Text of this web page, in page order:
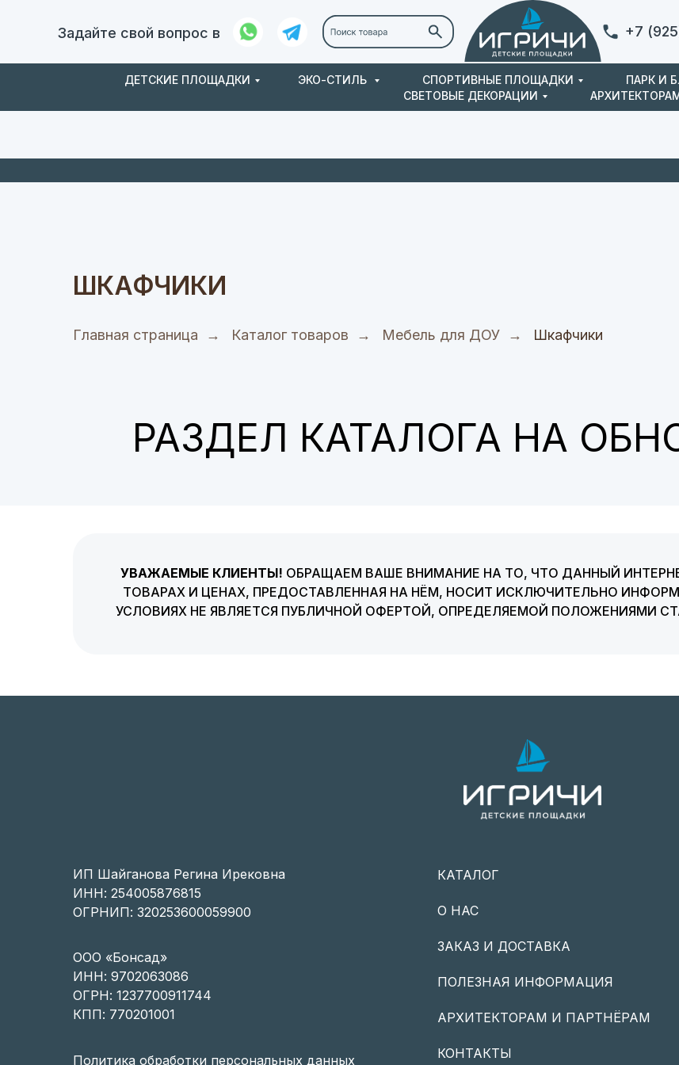
Задайте свой вопрос в +7
ДЕТСКИЕ ПЛОЩАДКИ ЭКО-СТИЛЬ СПОРТИВНЫЕ ПЛОЩАДКИ ПАРК И
СВЕТОВЫЕ ДЕКОРАЦИИ
ШКАФЧИКИ
Главная страница → Каталог товаров → Мебель для ДОУ → Шкафчики
РАЗДЕЛ КАТАЛОГА НА
УВАЖАЕМЫЕ КЛИЕНТЫ! ОБРАЩАЕМ ВАШЕ ВНИМАНИЕ НА ТО, ЧТО ДАННЫЙ
ТОВАРАХ И ЦЕНАХ, ПРЕДОСТАВЛЕННАЯ НА НЁМ, НОСИТ ИСКЛЮЧИТЕЛЬНО
УСЛОВИЯХ НЕ ЯВЛЯЕТСЯ ПУБЛИЧНОЙ ОФЕРТОЙ, ОПРЕДЕЛЯЕМОЙ ПОЛОЖЕНИЯМИ
OOO «Бонсад»
ИНН: 9702063086
ОГРН: 1237700911744
КПП: 770201001
АРХИТЕКТОРАМ И ПАРТНЁРАМ
КОНТАКТЫ
ПОЛЕЗНАЯ ИНФОРМАЦИЯ
ЗАКАЗ И ДОСТАВКА
О НАС
КАТАЛОГ
Политика обработки персональных данных
ИП Шайганова Регина Ирековна
ИНН: 254005876815
ОГРНИП: 320253600059900